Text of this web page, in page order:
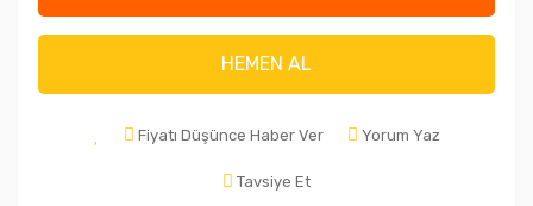
HEMEN AL
Fiyatı Düşünce Haber Ver Yorum Yaz
Tavsiye Et